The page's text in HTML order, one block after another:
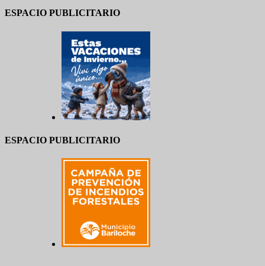
ESPACIO PUBLICITARIO
ESPACIO PUBLICITARIO